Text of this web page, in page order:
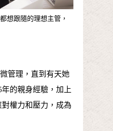
想跟隨的理想主管，
管理，直到有天她
的親身經驗，加上
權力和壓力，成為